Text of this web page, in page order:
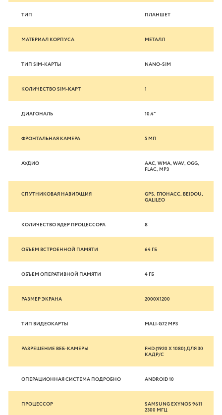
ТИП ПЛАНШЕТ
МАТЕРИАЛ КОРПУСА МЕТАЛЛ
ТИП SIM-КАРТЫ NANO-SIM
КОЛИЧЕСТВО SIM-КАРТ 1
ДИАГОНАЛЬ 10.4"
ФРОНТАЛЬНАЯ КАМЕРА 5 МП
АУДИО
AAC, WMA, WAV, OGG,
FLAC, MP3
СПУТНИКОВАЯ НАВИГАЦИЯ
GPS, ГЛОНАСС, BEIDOU,
GALILEO
КОЛИЧЕСТВО ЯДЕР ПРОЦЕССОРА 8
ОБЪЕМ ВСТРОЕННОЙ ПАМЯТИ 64 ГБ
ОБЪЕМ ОПЕРАТИВНОЙ ПАМЯТИ 4 ГБ
РАЗМЕР ЭКРАНА 2000X1200
ТИП ВИДЕОКАРТЫ MALI-G72 MP3
РАЗРЕШЕНИЕ ВЕБ-КАМЕРЫ
FHD (1920 X 1080) ДЛЯ 30
КАДР/С
ОПЕРАЦИОННАЯ СИСТЕМА ПОДРОБНО ANDROID 10
ПРОЦЕССОР
SAMSUNG EXYNOS 9611
2300 МГЦ